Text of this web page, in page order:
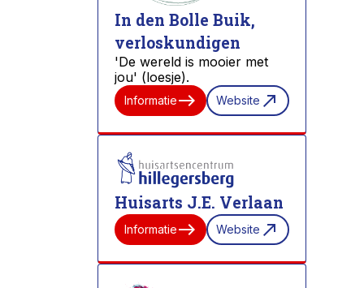
In den Bolle Buik,
verloskundigen
'De wereld is mooier met
jou' (loesje).
Informatieeast Website north_east
Huisarts J.E. Verlaan
Informatieeast Website north_east